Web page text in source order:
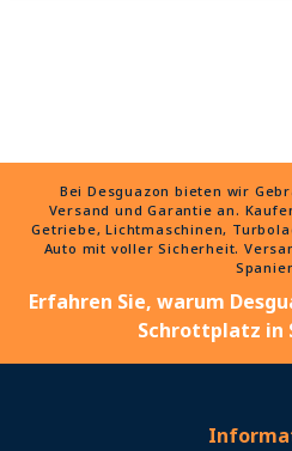
Bei Desguazon bieten wir
Versand und Garantie an.
Getriebe, Lichtmaschinen,
Auto mit voller Sicherheit.
Erfahren Sie, warum
Schrottplatz in